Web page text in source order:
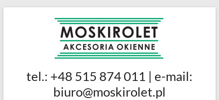
MOSKIROLET
siatki na
tel.: +48 515 874 011 | e-mail:
biuro@moskirolet.pl